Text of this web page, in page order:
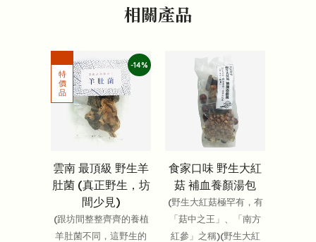
相關產品
-14%
雲南 最頂級 野生羊
肚菌 (真正野生，坊
間少見)
(跟坊間整整齊齊的養植
羊肚菌不同，這野生的
食家口味 野生大紅
菇 補血養顏湯包
(野生大紅菇極罕有，有
「菇中之王」、「南方
紅參」之稱)(野生大紅